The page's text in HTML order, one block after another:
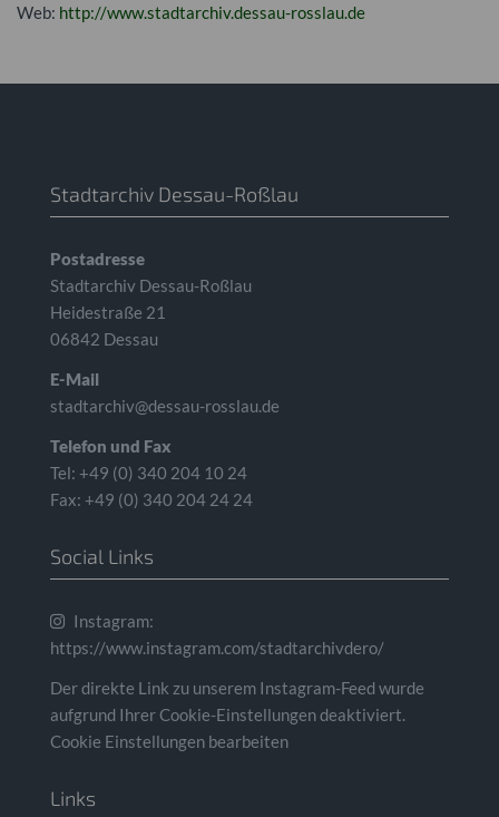
Web: http://www.stadtarchiv.dessau-rosslau.de
Stadtarchiv Dessau-Roßlau
Postadresse
Stadtarchiv Dessau-Roßlau
Heidestraße 21
06842 Dessau
E-Mail
stadtarchiv@dessau-rosslau.de
Telefon und Fax
Tel: +49 (0) 340 204 10 24
Fax: +49 (0) 340 204 24 24
Social Links
Instagram:
https://www.instagram.com/stadtarchivdero/
Der direkte Link zu unserem Instagram-Feed wurde
aufgrund Ihrer Cookie-Einstellungen deaktiviert.
Cookie Einstellungen bearbeiten
Links